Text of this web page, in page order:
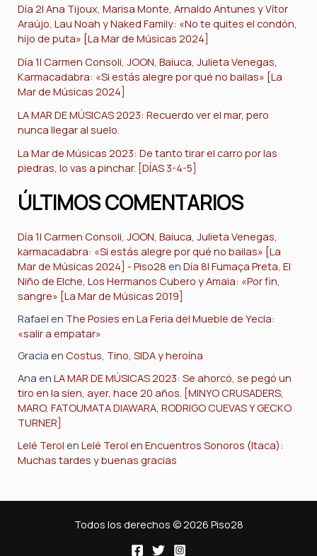
Día 2| Ana Tijoux, Marisa Monte, Arnaldo Antunes y Vítor
Araújo, Lau Noah y Naked Family: «No te quites el condón,
hijo de puta» [La Mar de Músicas 2024]
Día 1| Carmen Consoli, JOON, Baiuca, Julieta Venegas,
Karmacadabra: «Si estás alegre por qué no bailas» [La
Mar de Músicas 2024]
LA MAR DE MÚSICAS 2023: Recuerdo ver el mar, pero
nunca llegar al suelo.
La Mar de Músicas 2023: De tanto tirar el carro por las
piedras, lo vas a pinchar. [DÍAS 3-4-5]
ÚLTIMOS COMENTARIOS
Día 1| Carmen Consoli, JOON, Baiuca, Julieta Venegas,
karmacadabra: «Si estás alegre por qué no bailas» [La
Mar de Músicas 2024] - Piso28 enDía 8| Fumaça Preta, El
Niño de Elche, Los Hermanos Cubero y Amaia: «Por fin,
sangre» [La Mar de Músicas 2019]
Rafael en The Posies en La Feria del Mueble de Yecla:
«salir a empatar»
Gracia enCostus, Tino, SIDA y heroína
Ana enLA MAR DE MÚSICAS 2023: Se ahorcó, se pegó un
tiro en la sien, ayer, hace 20 años. [MINYO CRUSADERS,
MARO, FATOUMATA DIAWARA, RODRIGO CUEVAS Y GECKO
TURNER]
Lelé Terol enLelé Terol en Encuentros Sonoros (Itaca):
Muchas tardes y buenas gracias
Todos los derechos © 2026 Piso28